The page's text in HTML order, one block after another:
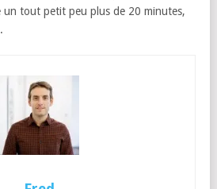
un tout petit peu plus de 20 minutes,